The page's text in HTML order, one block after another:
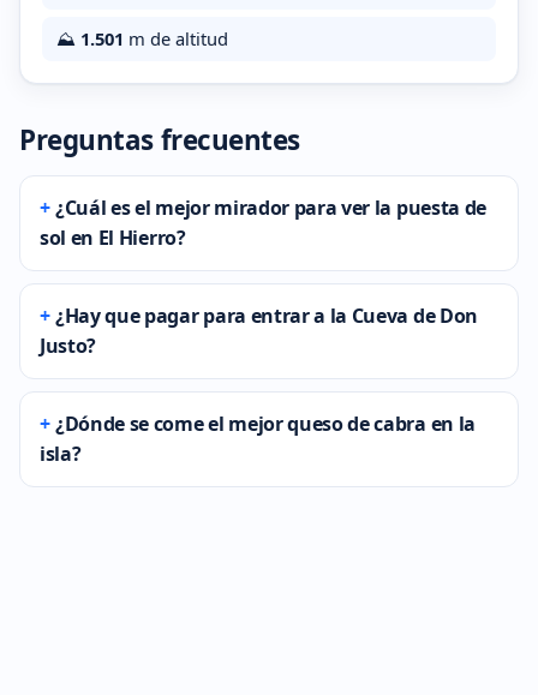
⛰️ 1.501 m de altitud
Preguntas frecuentes
¿Cuál es el mejor mirador para ver la puesta de
sol en El Hierro?
¿Hay que pagar para entrar a la Cueva de Don
Justo?
¿Dónde se come el mejor queso de cabra en la
isla?